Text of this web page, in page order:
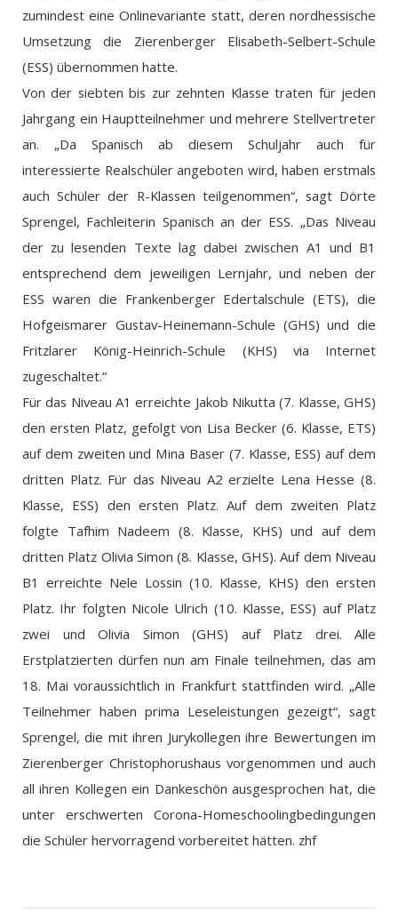
zumindest eine Onlinevariante statt, deren nordhessische
Umsetzung die Zierenberger Elisabeth-Selbert-Schule
(ESS) übernommen hatte.
Von der siebten bis zur zehnten Klasse traten für jeden
Jahrgang ein Hauptteilnehmer und mehrere Stellvertreter
an. „Da Spanisch ab diesem Schuljahr auch für
interessierte Realschüler angeboten wird, haben erstmals
auch Schüler der R-Klassen teilgenommen“, sagt Dörte
Sprengel, Fachleiterin Spanisch an der ESS. „Das Niveau
der zu lesenden Texte lag dabei zwischen A1 und B1
entsprechend dem jeweiligen Lernjahr, und neben der
ESS waren die Frankenberger Edertalschule (ETS), die
Hofgeismarer Gustav-Heinemann-Schule (GHS) und die
Fritzlarer König-Heinrich-Schule (KHS) via Internet
zugeschaltet.“
Für das Niveau A1 erreichte Jakob Nikutta (7. Klasse, GHS)
den ersten Platz, gefolgt von Lisa Becker (6. Klasse, ETS)
auf dem zweiten und Mina Baser (7. Klasse, ESS) auf dem
dritten Platz. Für das Niveau A2 erzielte Lena Hesse (8.
Klasse, ESS) den ersten Platz. Auf dem zweiten Platz
folgte Tafhim Nadeem (8. Klasse, KHS) und auf dem
dritten Platz Olivia Simon (8. Klasse, GHS). Auf dem Niveau
B1 erreichte Nele Lossin (10. Klasse, KHS) den ersten
Platz. Ihr folgten Nicole Ulrich (10. Klasse, ESS) auf Platz
zwei und Olivia Simon (GHS) auf Platz drei. Alle
Erstplatzierten dürfen nun am Finale teilnehmen, das am
18. Mai voraussichtlich in Frankfurt stattfinden wird. „Alle
Teilnehmer haben prima Leseleistungen gezeigt“, sagt
Sprengel, die mit ihren Jurykollegen ihre Bewertungen im
Zierenberger Christophorushaus vorgenommen und auch
all ihren Kollegen ein Dankeschön ausgesprochen hat, die
unter erschwerten Corona-Homeschoolingbedingungen
die Schüler hervorragend vorbereitet hätten. zhf